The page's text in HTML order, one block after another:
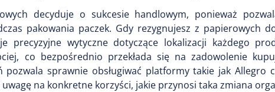
decyduje o sukcesie handlowym, ponieważ
pakowania paczek. Gdy rezygnujesz z papierowych
precyzyjne wytyczne dotyczące lokalizacji każdego
co bezpośrednio przekłada się na zadowolenie
sprawnie obsługiwać platformy takie jak Allegro
na konkretne korzyści, jakie przynosi taka zmiana